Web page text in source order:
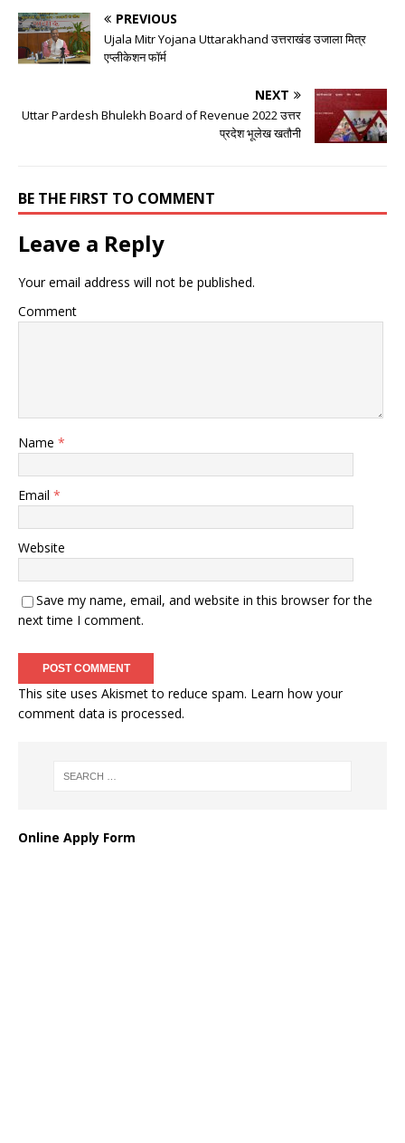
PREVIOUS
Ujala Mitr Yojana Uttarakhand उत्तराखंड उजाला मित्र
एप्लीकेशन फॉर्म
NEXT
Uttar Pardesh Bhulekh Board of Revenue 2022 उत्तर
प्रदेश भूलेख खतौनी
BE THE FIRST TO COMMENT
Leave a Reply
Your email address will not be published.
Comment
Name *
Email *
Website
Save my name, email, and website in this browser for the
next time I comment.
This site uses Akismet to reduce spam. Learn how your
comment data is processed.
Online Apply Form